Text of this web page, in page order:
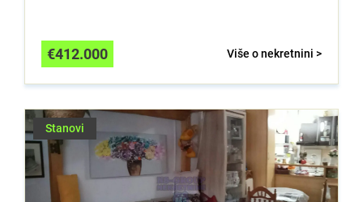
Više o nekretnini >
€412.000
Stanovi